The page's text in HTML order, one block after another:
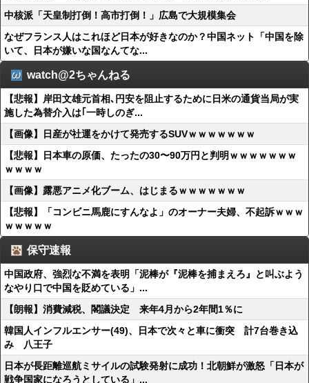
中核派「天皇制打倒！高市打倒！」広島で大規模集会
なぜフランス人はこれほど日本が好きなのか？中国ネット「中国を除
いて、日本が嫌いな国なんてな...
watch@2ちゃんねる
【悲報】岸田文雄元首相､円安を阻止するために日米の通貨当局が実
施した為替介入は｢一時しのぎ...
【画像】日産が社運をかけて発売するSUVｗｗｗｗｗｗｗ
【悲報】日本車の原価、たったの30〜90万円と判明ｗｗｗｗｗｗｗ
ｗｗｗｗ
【画像】露悪アニメ化ブーム、はじまるｗｗｗｗｗｗｗ
【悲報】「コンビニ馬鹿にすんなよ」のオーナー夫婦、不起訴ｗｗｗ
ｗｗｗｗｗ
保守速報
中国政府、強烈な不満を表明「泥棒が『泥棒を捕まえろ』と叫ぶよう
なやり口で中国を貶めている」...
【朗報】消費減税、閣議決定 来年4月から2年間1％に
韓国人インフルエンサー(49)、日本で次々と車に衝突 計7台巻き込
み 八王子
日本が長距離巡航ミサイルの試験発射に成功！北朝鮮が激怒「日本が
戦争国家になろうとしている」...